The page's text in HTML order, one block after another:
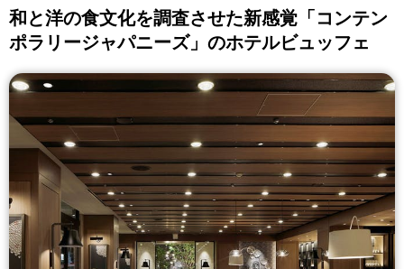
和と洋の食文化を調査させた新感覚「コンテン
ポラリージャパニーズ」のホテルビュッフェ